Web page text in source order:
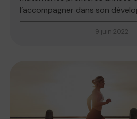
l’accompagner dans son
9 juin 2022